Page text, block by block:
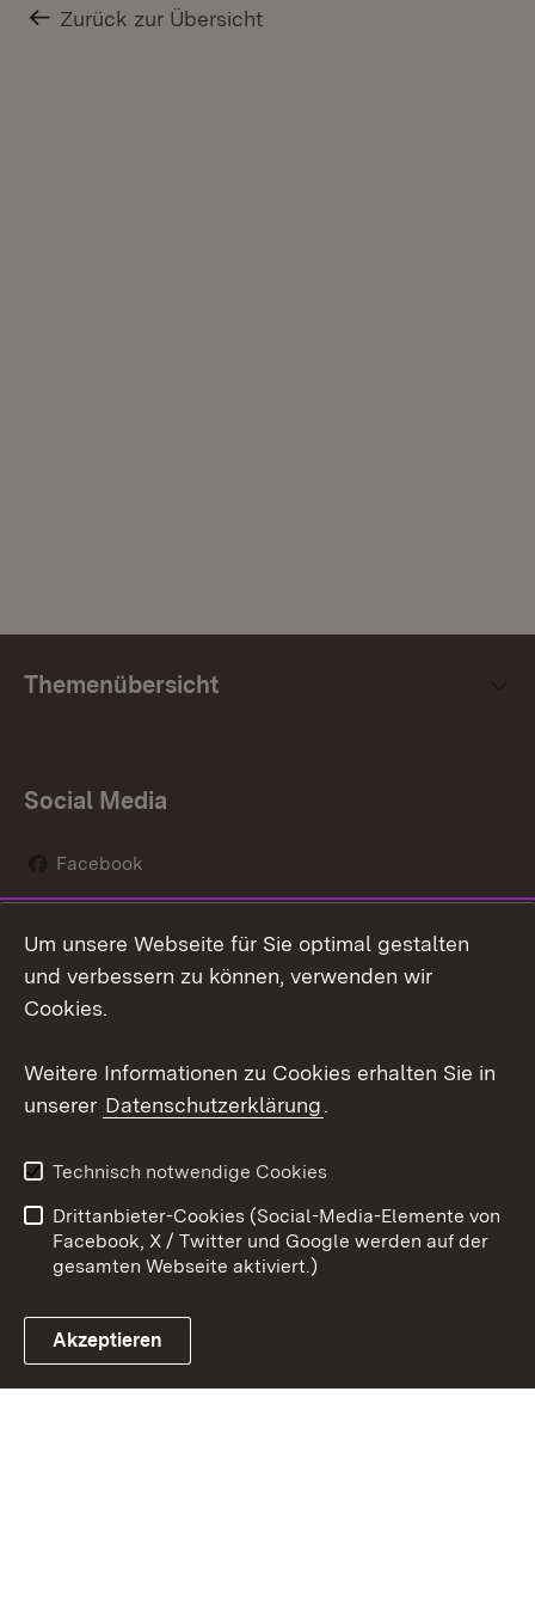
Zurück zur Übersicht
Themenübersicht
Social Media
Facebook
Social Wall
Youtube
Link zum Landesportal
Kontakt
Datenschutz
Barrierefreiheit
Impressum Cookies
Um unsere Webseite für Sie optimal gestalten
und verbessern zu können, verwenden wir
Cookies.
Weitere Informationen zu Cookies erhalten Sie in
unserer Datenschutzerklärung.
Technisch notwendige Cookies
Drittanbieter-Cookies (Social-Media-Elemente von
Facebook, X / Twitter und Google werden auf der
gesamten Webseite aktiviert.)
Akzeptieren